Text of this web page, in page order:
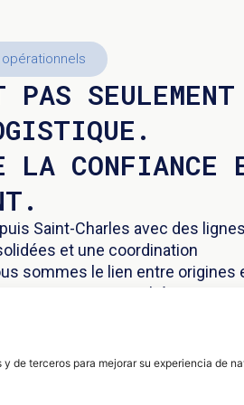
de terceros para mejorar su experiencia de
PAS SEULEMENT
LA CONFIANCE
Saint-Charles avec des lignes
et une coordination
sommes le lien entre origines
personnes et marchés.
réelle sur le terrain.